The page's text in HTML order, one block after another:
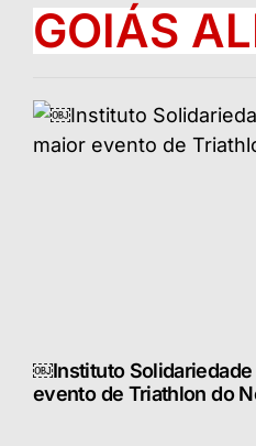
GOIÁS
￼Instituto Solidariedade
evento de Triathlon do